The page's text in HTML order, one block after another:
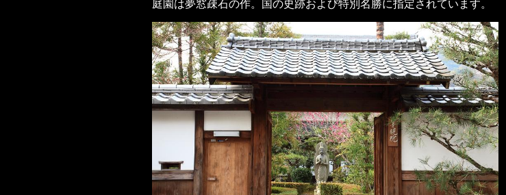
庭園は夢窓疎石の作。国の史跡および特別名勝に指定されています。